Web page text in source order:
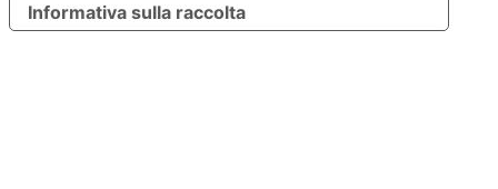
Informativa sulla raccolta